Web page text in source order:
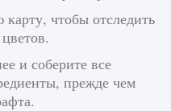
0
чтобы отследить
и соберите все
прежде чем